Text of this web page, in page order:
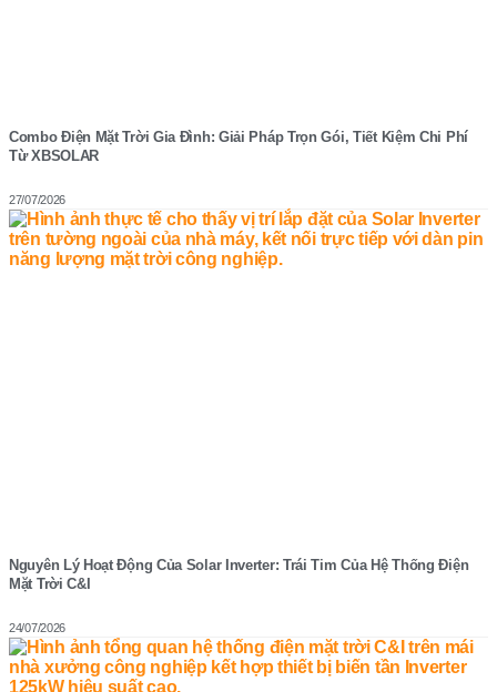
Combo Điện Mặt Trời Gia Đình: Giải Pháp Trọn Gói, Tiết Kiệm Chi Phí
Từ XBSOLAR
27/07/2026
Nguyên Lý Hoạt Động Của Solar Inverter: Trái Tim Của Hệ Thống Điện
Mặt Trời C&I
24/07/2026